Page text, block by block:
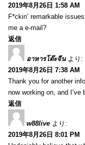
2019年8月26日 1:58 AM
F*ckin’ remarkable
me a e-mail?
返信
อาหารโต๊ะจีน より:
2019年8月26日 7:38 AM
Thank you for another
now working on, and I’ve
返信
w88live より:
2019年8月26日 8:01 PM